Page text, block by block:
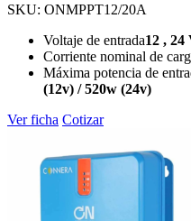
SKU: ONMPPT12/20A
Voltaje de entrada12 ,
Corriente nominal de
Máxima potencia de
(12v) / 520w (24v)
Ver ficha Cotizar